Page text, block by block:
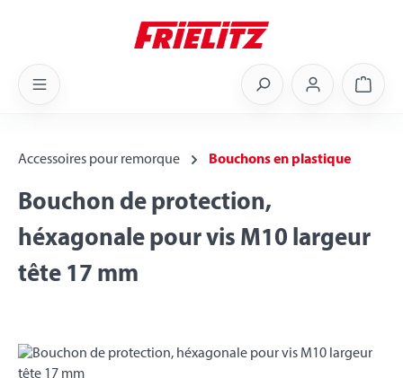
Accessoires pour remorque Bouchons en plastique
Bouchon de protection,
héxagonale pour vis M10 largeur
tête 17 mm
Skip image gallery